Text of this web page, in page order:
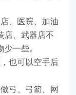
、医院、加油
店、武器店不
一些。
也可以空手后
弓、弓箭、网